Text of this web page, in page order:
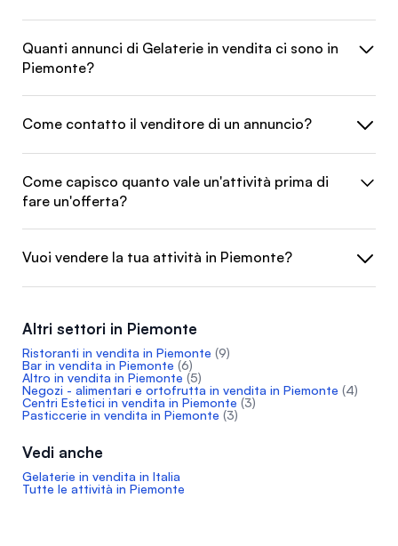
Quanti annunci di Gelaterie in vendita ci sono in
Piemonte?
Come contatto il venditore di un annuncio?
Come capisco quanto vale un'attività prima di
fare un'offerta?
Vuoi vendere la tua attività in Piemonte?
Altri settori in Piemonte
Ristoranti in vendita in Piemonte (9)
Bar in vendita in Piemonte (6)
Altro in vendita in Piemonte (5)
Negozi - alimentari e ortofrutta in vendita in Piemonte (4)
Centri Estetici in vendita in Piemonte (3)
Pasticcerie in vendita in Piemonte (3)
Vedi anche
Gelaterie in vendita in Italia
Tutte le attività in Piemonte